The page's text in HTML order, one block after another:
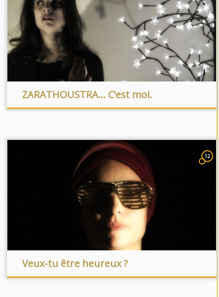
ZARATHOUSTRA… C’est moi.
12
Veux-tu être heureux ?